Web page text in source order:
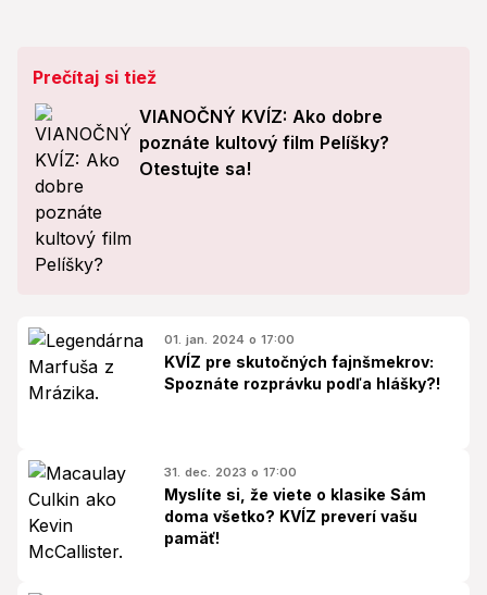
Prečítaj si tiež
VIANOČNÝ KVÍZ: Ako dobre
poznáte kultový film Pelíšky?
Otestujte sa!
01. jan. 2024 o 17:00
KVÍZ pre skutočných fajnšmekrov:
Spoznáte rozprávku podľa hlášky?!
31. dec. 2023 o 17:00
Myslíte si, že viete o klasike Sám
doma všetko? KVÍZ preverí vašu
pamäť!